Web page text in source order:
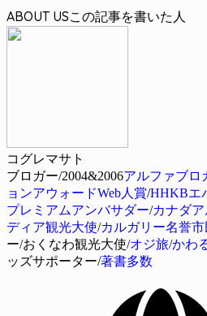
ABOUT US
コグレマサト
ブロガー/2004&2006アルファブロ
ョンアウォードWeb人賞/HHKBエ
プレミアムアンバサダー/カナダ
ディア観光大使/カルガリー名誉市
ー/おくなわ観光大使/オジ旅/かわ
ッズサポーター/著書多数